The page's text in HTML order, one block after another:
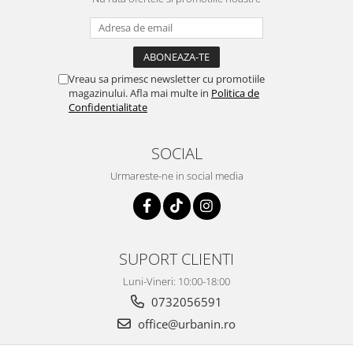
Vreau sa primesc newsletter cu promotiile
magazinului. Afla mai multe in Politica de
Confidentialitate
SOCIAL
Urmareste-ne in social media
SUPORT CLIENTI
Luni-Vineri: 10:00-18:00
0732056591
office@urbanin.ro